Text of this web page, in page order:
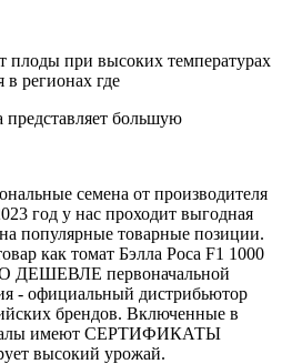
плоды при высоких температурах
в регионах где
представляет большую
семена от производителя
год у нас проходит выгодная
товарные позиции.
как томат Бэлла Роса F1 1000
первоначальной
- официальный дистрибьютор
брендов. Включенные в
имеют СЕРТИФИКАТЫ
высокий урожай.